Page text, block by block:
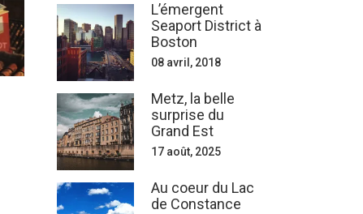
L’émergent
Seaport District à
Boston
08 avril, 2018
Metz, la belle
surprise du
Grand Est
17 août, 2025
Au coeur du Lac
de Constance